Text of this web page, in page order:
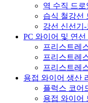
역 수직 드로
습식 철강선
강선 신선기-
PC 와이어 및 연선
프리스트레
프리스트레
프리스트레
용접 와이어 생산
플럭스 코어
용접 와이어